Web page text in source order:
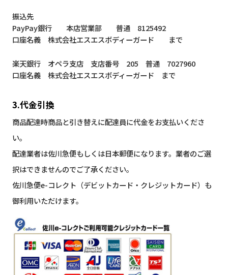
振込先
PayPay銀行 本店営業部 普通 8125492
口座名義 株式会社エスエスボディーガード まで
楽天銀行 オペラ支店 支店番号 205 普通 7027960
口座名義 株式会社エスエスボディーガード まで
3.代金引換
商品配達時商品と引き替えに配達員に代金をお支払いくださ
い。
配達業者は佐川急便もしくは日本郵便になります。業者のご選
択はできませんのでご了承ください。
佐川急便e-コレクト（デビットカード・クレジットカード）も
御利用いただけます。